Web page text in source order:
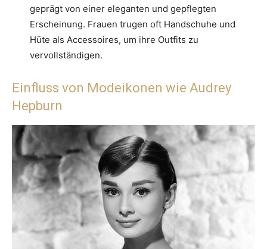
geprägt von einer eleganten und gepflegten
Erscheinung. Frauen trugen oft Handschuhe und
Hüte als Accessoires, um ihre Outfits zu
vervollständigen.
Einfluss von Modeikonen wie Audrey
Hepburn